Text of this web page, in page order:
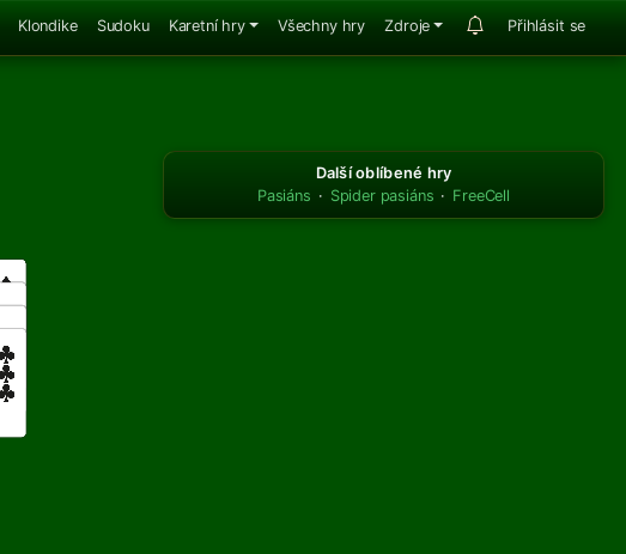
Klondike Sudoku Karetní hry Všechny hry Zdroje Přihlásit se
Další oblíbené hry
Pasiáns · Spider pasiáns · FreeCell